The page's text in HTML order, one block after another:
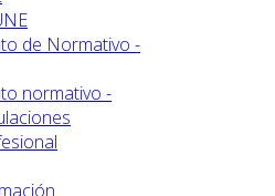
de Normativo -
normativo -